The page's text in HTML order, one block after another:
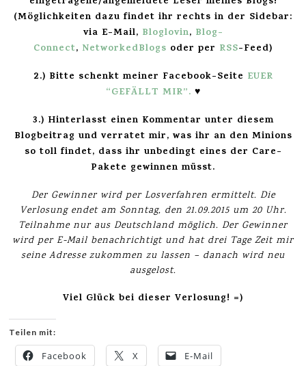
(Möglichkeiten dazu findet ihr rechts in der Sidebar:
via E-Mail, Bloglovin, Blog-
Connect, NetworkedBlogs oder per RSS-Feed)
2.) Bitte schenkt meiner Facebook-Seite EUER
“GEFÄLLT MIR”. ♥
3.) Hinterlasst einen Kommentar unter diesem
Blogbeitrag und verratet mir, was ihr an den Minions
so toll findet, dass ihr unbedingt eines der Care-
Pakete gewinnen müsst.
Der Gewinner wird per Losverfahren ermittelt. Die
Verlosung endet am Sonntag, den 21.09.2015 um 20 Uhr.
Teilnahme nur aus Deutschland möglich. Der Gewinner
wird per E-Mail benachrichtigt und hat drei Tage Zeit mir
seine Adresse zukommen zu lassen – danach wird neu
ausgelost.
Viel Glück bei dieser Verlosung! =)
Teilen mit:
Facebook X E-Mail